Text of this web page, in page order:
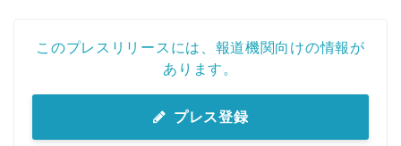
このプレスリリースには、報道機関向けの情報が
あります。
プレス登録